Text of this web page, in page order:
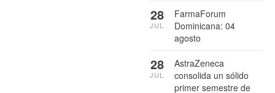
FarmaForum
Dominicana: 04
agosto
28
JUL
AstraZeneca
consolida un sólido
primer semestre de
28
JUL